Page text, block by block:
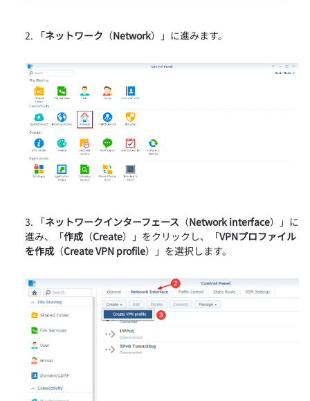
「ネットワーク （Network）」に進みます。
「ネットワークインターフェース （Network interface）」に
進み、「作成 （Create）」をクリックし、「VPNプロファイル
を作成 （Create VPN profile）」を選択します。